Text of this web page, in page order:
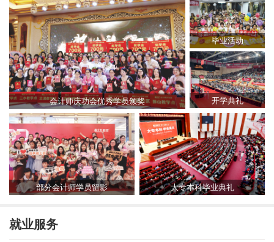
会计师庆功会优秀学员颁奖
毕业活动
开学典礼
部分会计师学员留影 大专本科毕业典礼
就业服务